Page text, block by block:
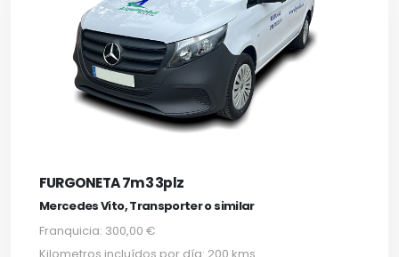
FURGONETA 7m3 3plz
Mercedes Vito, Transporter o similar
Franquicia: 300,00 €